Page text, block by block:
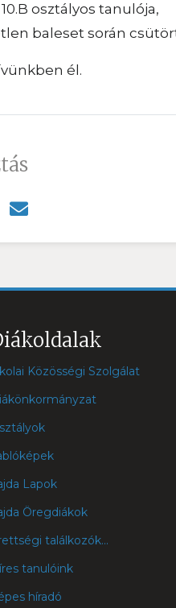
osztályos tanulója,
baleset során
él.
Közösségi Szolgálat
Lapok
Öregdiákok
találkozók...
tanulóink
híradó